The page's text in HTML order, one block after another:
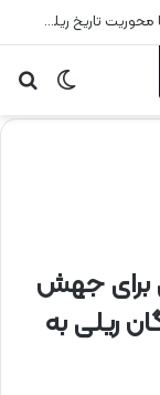
آغاز فرآیند تدوین جلد سوم کتاب جامع راه‌آهن با محوریت تاریخ ریلی پس از انقلاب اسلامی
تغییر
پوسته
برای جهش
ریلی به